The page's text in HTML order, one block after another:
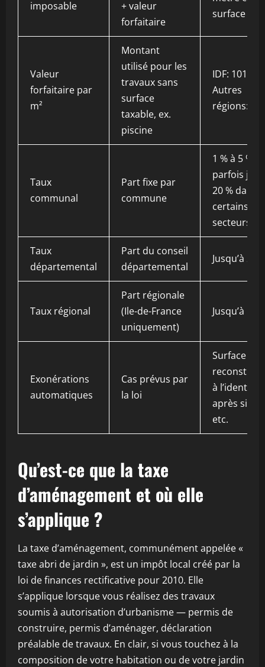
imposable
+ valeur
forfaitaire
surface > 5
Valeur
forfaitaire par
m²
Montant
utilisé pour les
travaux sans
surface
taxable, ex.
piscine
IDF: 1011 €,
Autres
régions:
Taux
communal
Part fixe par
commune
1 % à 5 %,
parfois
20 % dans
certains
secteurs
Taux
départemental
Part du conseil
départemental
Jusqu’à 2,5
Taux régional
Part régionale
(Ile-de-France
uniquement)
Jusqu’à 1 %
Exonérations
automatiques
Cas prévus par
la loi
Surface < 5
à
après
etc.
Qu’est-ce que la taxe
d’aménagement et où elle
s’applique ?
La taxe d’aménagement, communément appelée «
taxe abri de jardin », est un impôt local créé par la
loi de finances rectificative pour 2010. Elle
s’applique lorsque vous réalisez des travaux
soumis à autorisation d’urbanisme — permis de
construire, permis d’aménager, déclaration
préalable de travaux. En clair, si vous touchez à la
composition de votre habitation ou de votre jardin